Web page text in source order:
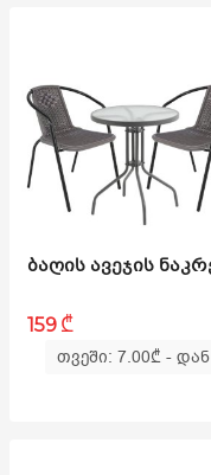
159 ₾
თვეში: 7.00₾- დან